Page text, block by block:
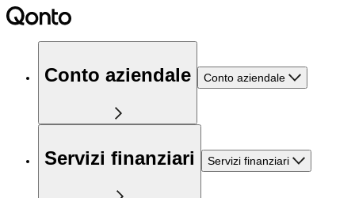
Conto aziendale Conto aziendale
Servizi finanziari Servizi finanziari